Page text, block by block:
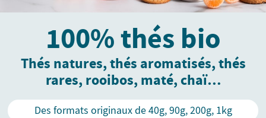
100% thés bio
Thés natures, thés aromatisés, thés
rares, rooibos, maté, chaï…
Des formats originaux de 40g, 90g, 200g, 1kg